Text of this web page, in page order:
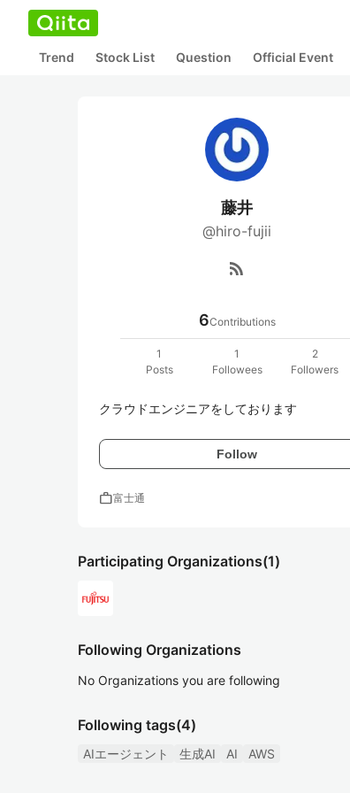
Trend Stock List Question Official Event
藤井
@hiro-fujii
rss_feed
6Contributions
1
Posts
1
Followees
2
Followers
クラウドエンジニアをしております
Follow
work富士通
Participating Organizations(1)
Following Organizations
No Organizations you are following
Following tags(4)
AIエージェント 生成AI AI AWS